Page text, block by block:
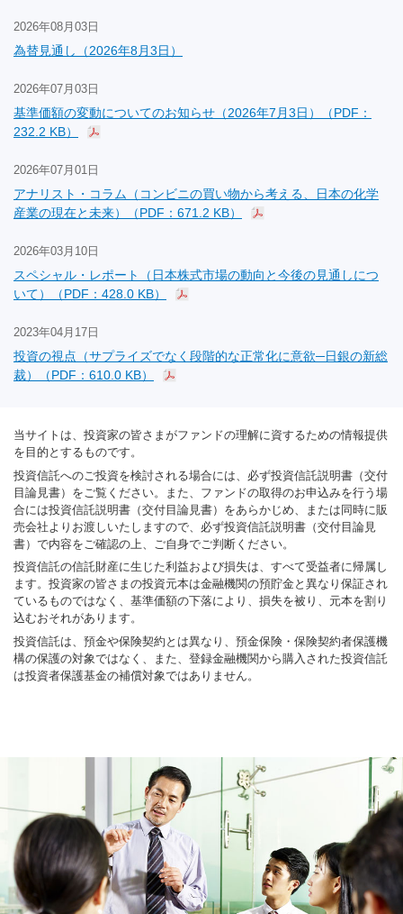
2026年08月03日
為替見通し（2026年8月3日）
2026年07月03日
基準価額の変動についてのお知らせ（2026年7月3日）（PDF：
232.2 KB）
2026年07月01日
アナリスト・コラム（コンビニの買い物から考える、日本の化学
産業の現在と未来）（PDF：671.2 KB）
2026年03月10日
スペシャル・レポート（日本株式市場の動向と今後の見通しにつ
いて）（PDF：428.0 KB）
2023年04月17日
投資の視点（サプライズでなく段階的な正常化に意欲─日銀の新総
裁）（PDF：610.0 KB）
当サイトは、投資家の皆さまがファンドの理解に資するための情報提供
を目的とするものです。
投資信託へのご投資を検討される場合には、必ず投資信託説明書（交付
目論見書）をご覧ください。また、ファンドの取得のお申込みを行う場
合には投資信託説明書（交付目論見書）をあらかじめ、または同時に販
売会社よりお渡しいたしますので、必ず投資信託説明書（交付目論見
書）で内容をご確認の上、ご自身でご判断ください。
投資信託の信託財産に生じた利益および損失は、すべて受益者に帰属し
ます。投資家の皆さまの投資元本は金融機関の預貯金と異なり保証され
ているものではなく、基準価額の下落により、損失を被り、元本を割り
込むおそれがあります。
投資信託は、預金や保険契約とは異なり、預金保険・保険契約者保護機
構の保護の対象ではなく、また、登録金融機関から購入された投資信託
は投資者保護基金の補償対象ではありません。